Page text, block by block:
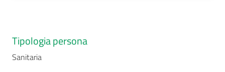
Seguici
Tipologia persona
Sanitaria